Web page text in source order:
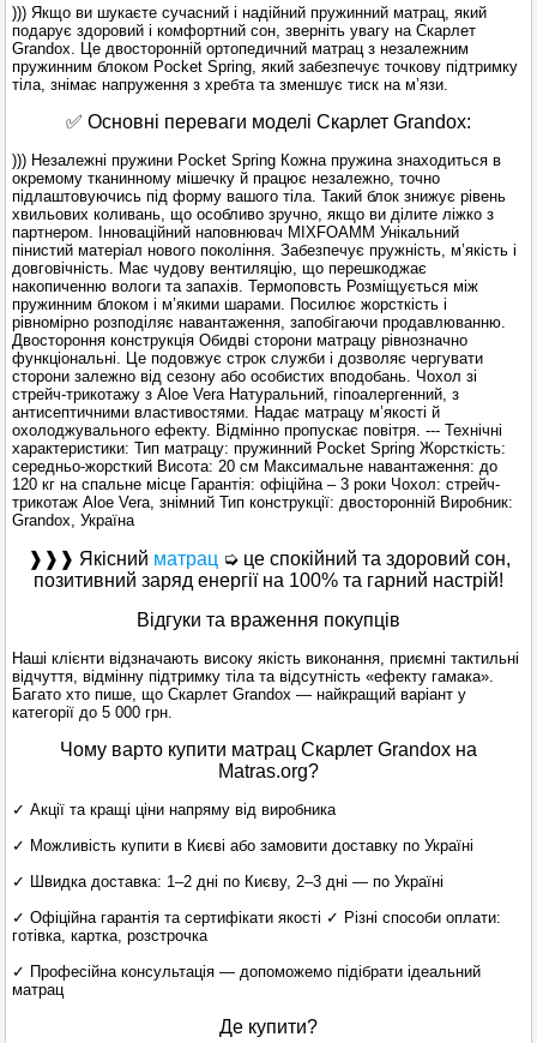
))) Якщо ви шукаєте сучасний і надійний пружинний матрац, який
подарує здоровий і комфортний сон, зверніть увагу на Скарлет
Grandox. Це двосторонній ортопедичний матрац з незалежним
пружинним блоком Pocket Spring, який забезпечує точкову підтримку
тіла, знімає напруження з хребта та зменшує тиск на м’язи.
✅ Основні переваги моделі Скарлет Grandox:
))) Незалежні пружини Pocket Spring Кожна пружина знаходиться в
окремому тканинному мішечку й працює незалежно, точно
підлаштовуючись під форму вашого тіла. Такий блок знижує рівень
хвильових коливань, що особливо зручно, якщо ви ділите ліжко з
партнером. Інноваційний наповнювач MIXFOAMМ Унікальний
пінистий матеріал нового покоління. Забезпечує пружність, м’якість і
довговічність. Має чудову вентиляцію, що перешкоджає
накопиченню вологи та запахів. Термоповсть Розміщується між
пружинним блоком і м’якими шарами. Посилює жорсткість і
рівномірно розподіляє навантаження, запобігаючи продавлюванню.
Двостороння конструкція Обидві сторони матрацу рівнозначно
функціональні. Це подовжує строк служби і дозволяє чергувати
сторони залежно від сезону або особистих вподобань. Чохол зі
стрейч-трикотажу з Aloe Vera Натуральний, гіпоалергенний, з
антисептичними властивостями. Надає матрацу м’якості й
охолоджувального ефекту. Відмінно пропускає повітря. --- Технічні
характеристики: Тип матрацу: пружинний Pocket Spring Жорсткість:
середньо-жорсткий Висота: 20 см Максимальне навантаження: до
120 кг на спальне місце Гарантія: офіційна – 3 роки Чохол: стрейч-
трикотаж Aloe Vera, знімний Тип конструкції: двосторонній Виробник:
Grandox, Україна
❱❱❱ Якісний матрац ➭ це спокійний та здоровий сон,
позитивний заряд енергії на 100% та гарний настрій!
Відгуки та враження покупців
Наші клієнти відзначають високу якість виконання, приємні тактильні
відчуття, відмінну підтримку тіла та відсутність «ефекту гамака».
Багато хто пише, що Скарлет Grandox — найкращий варіант у
категорії до 5 000 грн.
Чому варто купити матрац Скарлет Grandox на
Matras.org?
✓ Акції та кращі ціни напряму від виробника
✓ Можливість купити в Києві або замовити доставку по Україні
✓ Швидка доставка: 1–2 дні по Києву, 2–3 дні — по Україні
✓ Офіційна гарантія та сертифікати якості ✓ Різні способи оплати:
готівка, картка, розстрочка
✓ Професійна консультація — допоможемо підібрати ідеальний
матрац
Де купити?